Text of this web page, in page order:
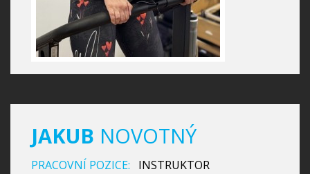
JAKUB NOVOTNÝ
PRACOVNÍ POZICE:
INSTRUKTOR